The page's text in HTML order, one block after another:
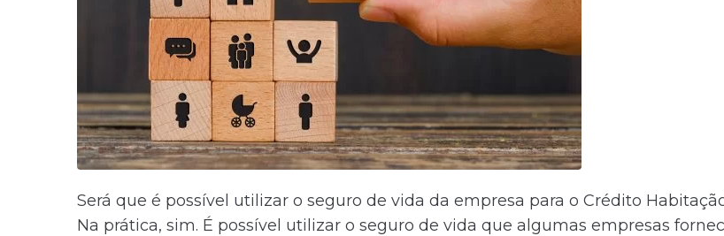
Será que é possível utilizar o seguro de vida da empresa para o Crédito
Na prática, sim. É possível utilizar o seguro de vida que algumas empresas